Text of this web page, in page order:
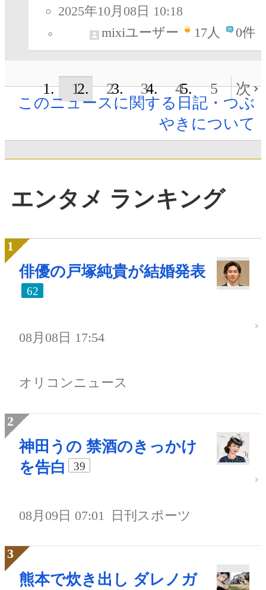
2025年10月08日 10:18
mixiユーザー
17人 0件
1 2 3 4 5
次
このニュースに関する日記・つぶ
やきについて
エンタメ ランキング
俳優の戸塚純貴が結婚発表
62
08月08日 17:54
オリコンニュース
神田うの 禁酒のきっかけ
を告白
39
08月09日 07:01 日刊スポーツ
熊本で炊き出し ダレノガ